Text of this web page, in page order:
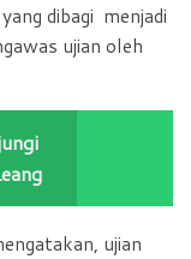
dibagi menjadi
ujian oleh
ujian